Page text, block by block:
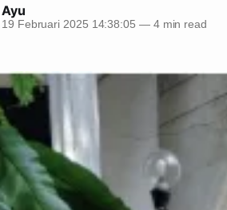
Ayu
19 Februari 2025 14:38:05 —4 min read